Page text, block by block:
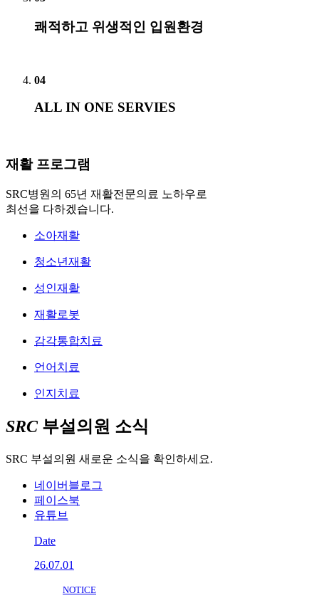
쾌적하고 위생적인 입원환경
04
ALL IN ONE SERVIES
재활 프로그램
SRC병원의 65년 재활전문의료 노하우로
최선을 다하겠습니다.
소아재활
청소년재활
성인재활
재활로봇
감각통합치료
언어치료
인지치료
SRC부설의원 소식
SRC 부설의원 새로운 소식을 확인하세요.
네이버블로그
페이스북
유튜브
Date
26.07.01
NOTICE